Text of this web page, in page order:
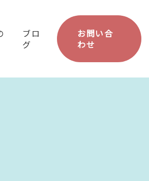
ブロ
グ
お問い合
わせ